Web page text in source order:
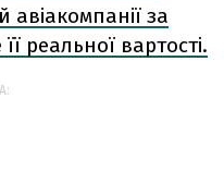
авіакомпанії за
реальної вартості.